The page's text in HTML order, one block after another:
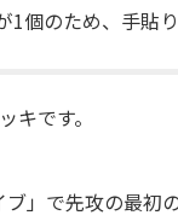
1個のため、手貼
キです。
」で先攻の最初